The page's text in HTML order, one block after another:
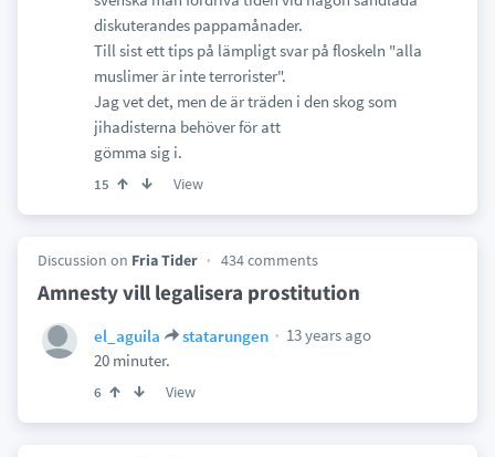
diskuterandes pappamånader.
Till sist ett tips på lämpligt svar på floskeln "alla
muslimer är inte terrorister".
Jag vet det, men de är träden i den skog som
jihadisterna behöver för att
gömma sig i.
15 View
Discussion on Fria Tider 434 comments
Amnesty vill legalisera prostitution
el_aguila statarungen
13 years ago
20 minuter.
6 View